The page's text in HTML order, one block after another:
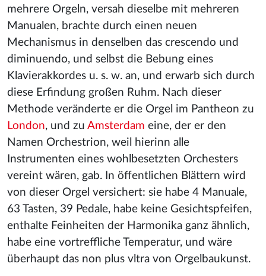
mehrere Orgeln, versah dieselbe mit mehreren
Manualen, brachte durch einen neuen
Mechanismus in denselben das crescendo und
diminuendo, und selbst die Bebung eines
Klavierakkordes u. s. w. an, und erwarb sich durch
diese Erfindung großen Ruhm. Nach dieser
Methode veränderte er die Orgel im Pantheon zu
London, und zu Amsterdam eine, der er den
Namen Orchestrion, weil hierinn alle
Instrumenten eines wohlbesetzten Orchesters
vereint wären, gab. In öffentlichen Blättern wird
von dieser Orgel versichert: sie habe 4 Manuale,
63 Tasten, 39 Pedale, habe keine Gesichtspfeifen,
enthalte Feinheiten der Harmonika ganz ähnlich,
habe eine vortreffliche Temperatur, und wäre
überhaupt das non plus vltra von Orgelbaukunst.